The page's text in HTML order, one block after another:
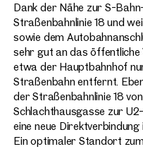
Dank der Nähe zur S-
Straßenbahnlinie 18 und
sowie dem
sehr gut an das öffentliche
etwa der Hauptbahnhof
Straßenbahn entfernt.
der Straßenbahnlinie 18
Schlachthausgasse zur
eine neue
Ein optimaler Standort